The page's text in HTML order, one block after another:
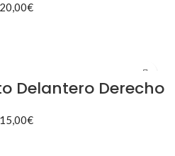
20,00€
Delantero Derecho
15,00€